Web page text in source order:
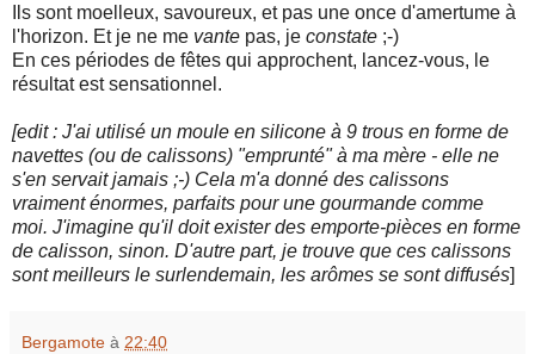
Ils sont moelleux, savoureux, et pas une once d'amertume à
l'horizon. Et je ne me vante pas, je constate ;-)
En ces périodes de fêtes qui approchent, lancez-vous, le
résultat est sensationnel.
[edit : J'ai utilisé un moule en silicone à 9 trous en forme de
navettes (ou de calissons) "emprunté" à ma mère - elle ne
s'en servait jamais ;-) Cela m'a donné des calissons
vraiment énormes, parfaits pour une gourmande comme
moi. J'imagine qu'il doit exister des emporte-pièces en forme
de calisson, sinon. D'autre part, je trouve que ces calissons
sont meilleurs le surlendemain, les arômes se sont diffusés]
Bergamote à 22:40